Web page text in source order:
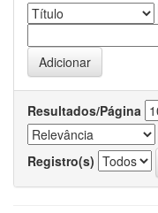
Resultados/Página
Registro(s)